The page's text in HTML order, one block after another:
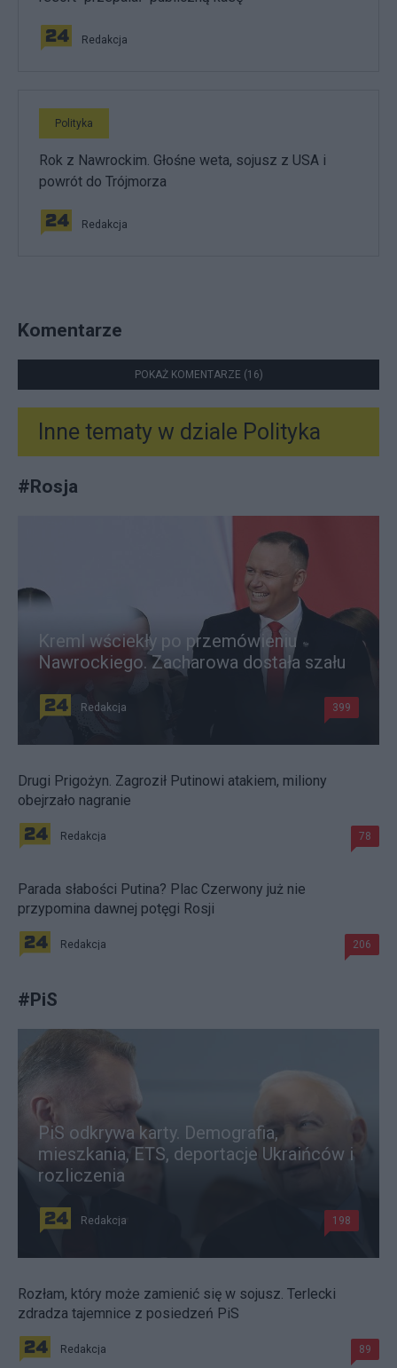
Redakcja
Polityka
Rok z Nawrockim. Głośne weta, sojusz z USA i
powrót do Trójmorza
Redakcja
Komentarze
POKAŻ KOMENTARZE (16)
Inne tematy w dziale Polityka
#Rosja
Kreml wściekły po przemówieniu
Nawrockiego. Zacharowa dostała szału
Redakcja 399
Drugi Prigożyn. Zagroził Putinowi atakiem, miliony
obejrzało nagranie
Redakcja 78
Parada słabości Putina? Plac Czerwony już nie
przypomina dawnej potęgi Rosji
Redakcja 206
#PiS
PiS odkrywa karty. Demografia,
mieszkania, ETS, deportacje Ukraińców i
rozliczenia
Redakcja 198
Rozłam, który może zamienić się w sojusz. Terlecki
zdradza tajemnice z posiedzeń PiS
Redakcja 89